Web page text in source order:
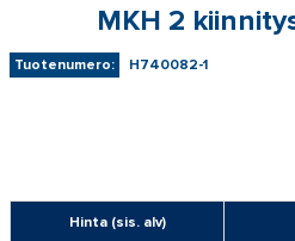
MKH 2
Tuotenumero: H740082-1
Hinta (sis. alv)